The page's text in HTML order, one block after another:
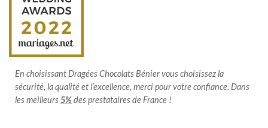
En choisissant Dragées Chocolats Bénier vous choisissez la
sécurité, la qualité et l’excellence, merci pour votre confiance. Dans
les meilleurs5%des prestataires de France !